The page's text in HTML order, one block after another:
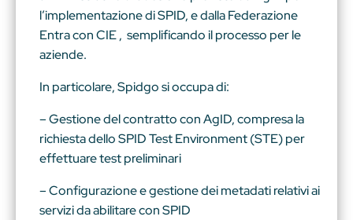
l’implementazione di SPID, e dalla Federazione
Entra con CIE , semplificando il processo per le
aziende.
In particolare, Spidgo si occupa di:
– Gestione del contratto con AgID, compresa la
richiesta dello SPID Test Environment (STE) per
effettuare test preliminari
– Configurazione e gestione dei metadati relativi ai
servizi da abilitare con SPID